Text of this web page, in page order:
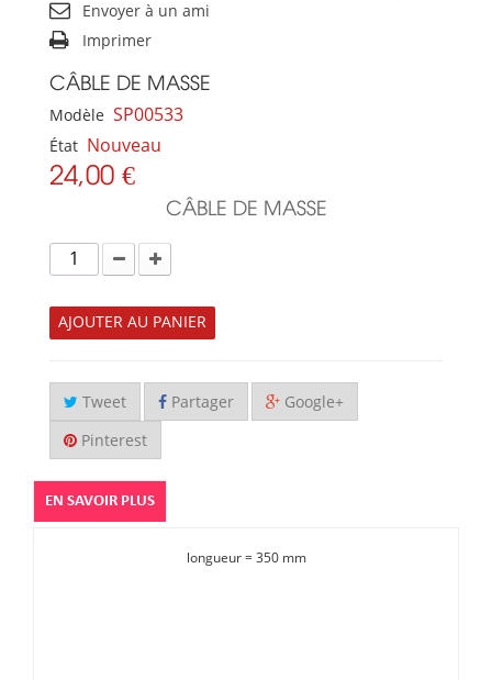
Envoyer à un ami
Imprimer
CÂBLE DE MASSE
Modèle SP00533
État Nouveau
24,00 €
CÂBLE DE MASSE
AJOUTER AU PANIER
Tweet Partager Google+
Pinterest
EN SAVOIR PLUS
longueur = 350 mm